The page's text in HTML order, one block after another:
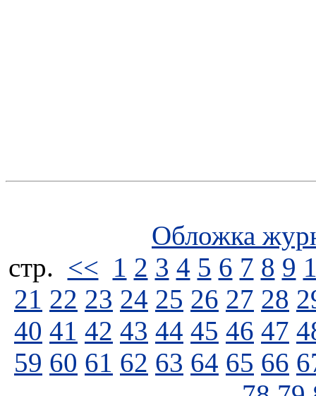
Обложка
стp. << 1 2 3 4 5 6 7 8 9
21 22 23 24 25 26 27 28
40 41 42 43 44 45 46 47
59 60 61 62 63 64 65 66